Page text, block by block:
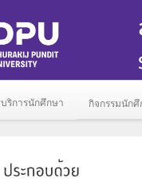
บริการนักศึกษา กิจกรรมนักศึ